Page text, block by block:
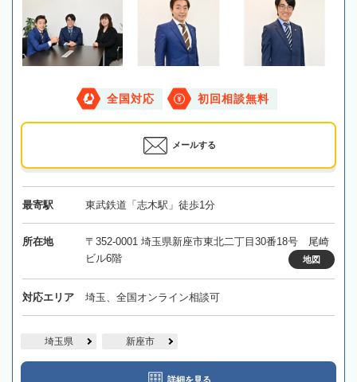
全国対応 初回相談無料
メールする
最寄駅 東武鉄道「志木駅」徒歩1分
所在地
〒352-0001 埼玉県新座市東北二丁目30番18号 尾崎
ビル6階
地図
対応エリア 埼玉、全国オンライン相談可
埼玉県 新座市
詳細を見る